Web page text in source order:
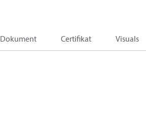
Dokument Certifikat Visuals